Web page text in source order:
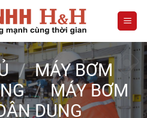
/ MÁY BƠM
/ MÁY BƠM
DỤNG